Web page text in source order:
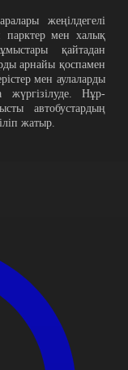
жеңілдегелі
парктер мен халық
қайтадан
арнайы қоспамен
мен аулаларды
жүргізілуде. Нұр-
автобустардың
жатыр.